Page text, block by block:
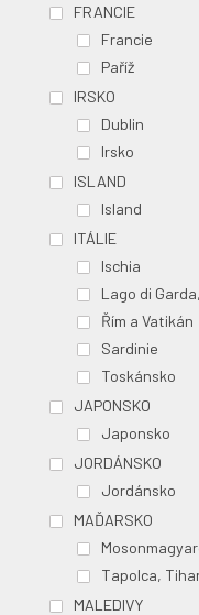
FRANCIE
Francie
Paříž
IRSKO
Dublin
Irsko
ISLAND
Island
ITÁLIE
Ischia
Lago di
Řím a Vatikán
Sardinie
Toskánsko
JAPONSKO
Japonsko
JORDÁNSKO
Jordánsko
MAĎARSKO
Tapolca,
MALEDIVY